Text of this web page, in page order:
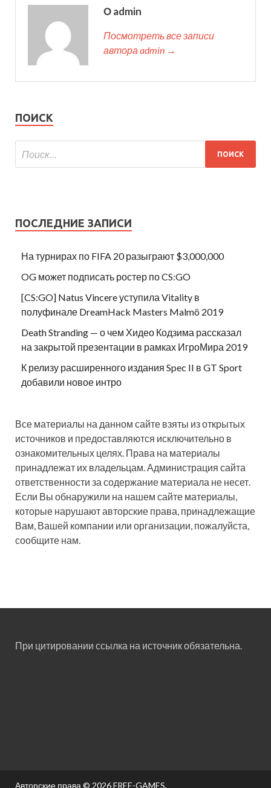
О admin
Посмотреть все записи
автора admin →
ПОИСК
ПОСЛЕДНИЕ ЗАПИСИ
На турнирах по FIFA 20 разыграют $3,000,000
OG может подписать ростер по CS:GO
[CS:GO] Natus Vincere уступила Vitality в
полуфинале DreamHack Masters Malmö 2019
Death Stranding — о чем Хидео Кодзима рассказал
на закрытой презентации в рамках ИгроМира 2019
К релизу расширенного издания Spec II в GT Sport
добавили новое интро
Все материалы на данном сайте взяты из открытых
источников и предоставляются исключительно в
ознакомительных целях. Права на материалы
принадлежат их владельцам. Администрация сайта
ответственности за содержание материала не несет.
Если Вы обнаружили на нашем сайте материалы,
которые нарушают авторские права, принадлежащие
Вам, Вашей компании или организации, пожалуйста,
сообщите нам.
При цитировании ссылка на источник обязательна.
Авторские права © 2026FREE-GAMES.